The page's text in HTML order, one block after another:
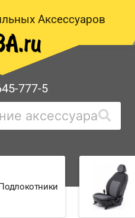
Аксессуаров
777-5